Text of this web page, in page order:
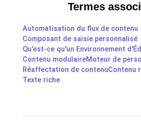
Termes
Automatisation du flux de contenu
Composant de saisie personnalisé
Qu'est-ce qu'un Environnement
Contenu modulaireMoteur de
Réaffectation de contenuContenu
Texte riche